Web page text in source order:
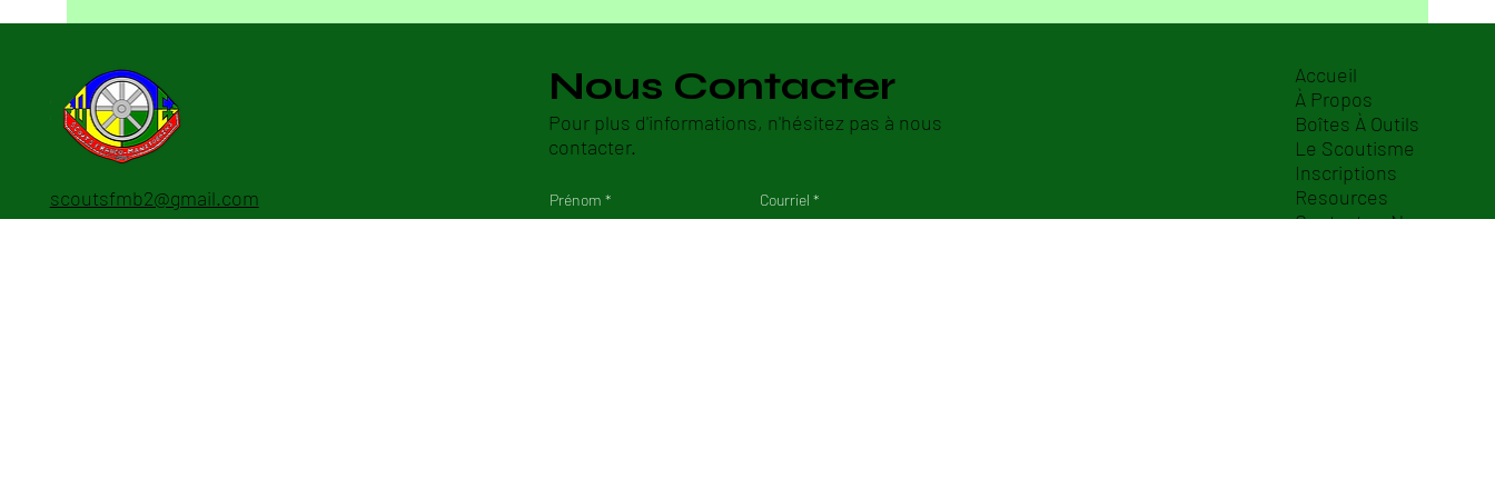
scoutsfmb2@gmail.com Prénom Courriel
Nous Contacter
Pour plus d'informations, n'hésitez pas à nous
contacter.
Accueil
À Propos
Boîtes À Outils
Le Scoutisme
Inscriptions
Resources
Contactez-Nous